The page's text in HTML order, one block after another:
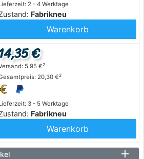
2 - 4 Werktage
Fabrikneu
Warenkorb
3 - 5 Werktage
Fabrikneu
€
5,95 €2
20,30 €2
Warenkorb